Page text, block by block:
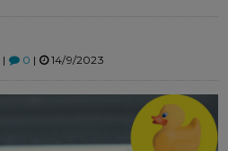
| 0 | 14/9/2023